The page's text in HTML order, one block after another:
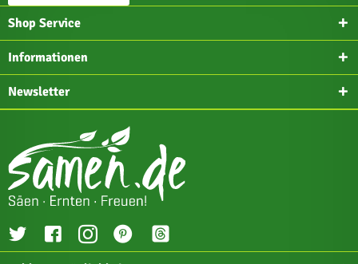
Shop Service
Informationen
Newsletter